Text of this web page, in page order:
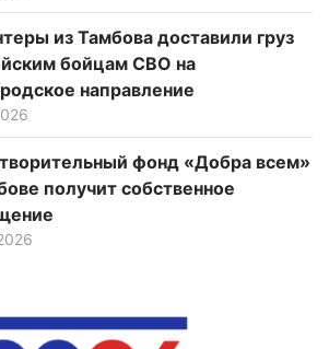
из Тамбова доставили груз
бойцам СВО на
направление
фонд «Добра всем»
получит собственное